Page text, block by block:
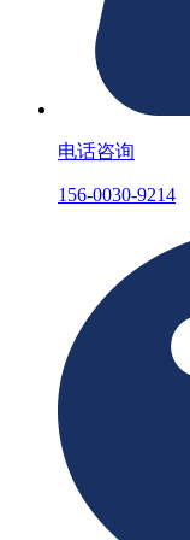
电话咨询
156-0030-9214